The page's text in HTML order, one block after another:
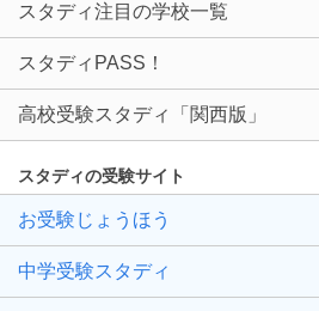
スタディ注目の学校一覧
スタディPASS！
高校受験スタディ「関西版」
スタディの受験サイト
お受験じょうほう
中学受験スタディ